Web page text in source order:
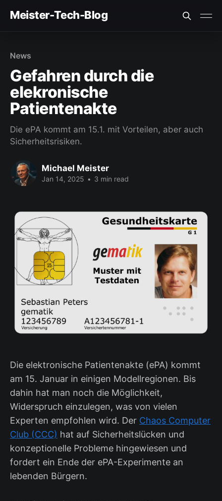
Meister-Tech-Blog
Fehler beim Laden (Ist der API Key korrekt?)
News
Gefahren durch die
elekronische
Patientenakte
Die ePA kommt am 15.1. mit Vorteilen, aber auch
Sicherheitsrisiken.
Michael Meister
Jan 14, 2025 • 3 min read
Die elektronische Patientenakte (ePA) kommt
am 15. Januar in einigen Modellregionen. Bis
dahin hat man noch die Möglichkeit,
Widerspruch einzulegen, was von vielen
Experten empfohlen wird. Der Chaos Computer
Club (CCC) hat auf Sicherheitslücken und
konzeptionelle Probleme hingewiesen und
fordert ein Ende der ePA-Experimente an
lebenden Bürgern.